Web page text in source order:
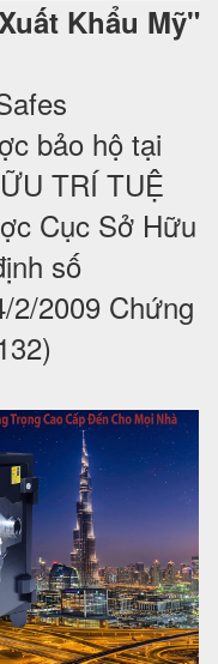
Khẩu Mỹ"
bảo hộ tại
TRÍ TUỆ
Cục Sở Hữu
số
2/2009 Chứng